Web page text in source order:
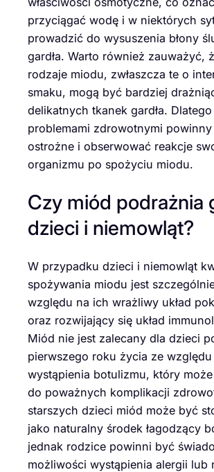
przyciągać wodę i w niektórych
prowadzić do wysuszenia błony
gardła. Warto również zauważyć,
rodzaje miodu, zwłaszcza te o
smaku, mogą być bardziej
delikatnych tkanek gardła.
problemami zdrowotnymi
ostrożne i obserwować reakcje
organizmu po spożyciu miodu.
Czy miód podrażnia
dzieci i niemowląt?
W przypadku dzieci i niemowląt
spożywania miodu jest
względu na ich wrażliwy układ
oraz rozwijający się układ
Miód nie jest zalecany dla dzieci
pierwszego roku życia ze
wystąpienia botulizmu, który
do poważnych komplikacji
starszych dzieci miód może być
jako naturalny środek łagodzący
jednak rodzice powinni być
możliwości wystąpienia alergii lub